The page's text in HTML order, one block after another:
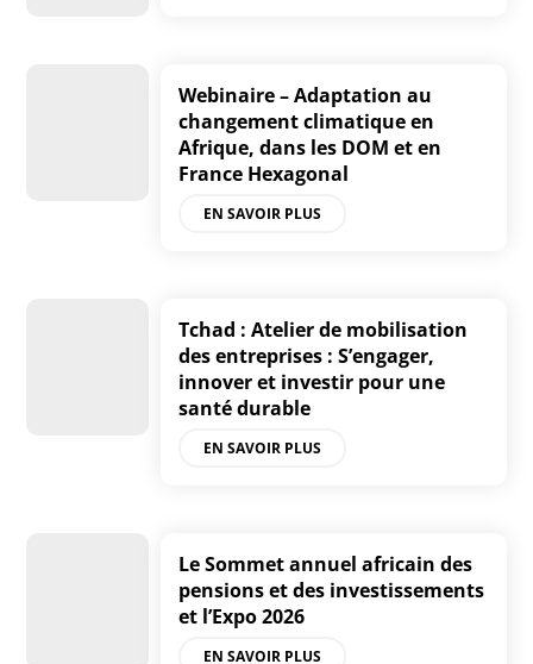
Webinaire – Adaptation au
changement climatique en
Afrique, dans les DOM et en
France Hexagonal
EN SAVOIR PLUS
Tchad : Atelier de mobilisation
des entreprises : S’engager,
innover et investir pour une
santé durable
EN SAVOIR PLUS
Le Sommet annuel africain des
pensions et des investissements
et l’Expo 2026
EN SAVOIR PLUS